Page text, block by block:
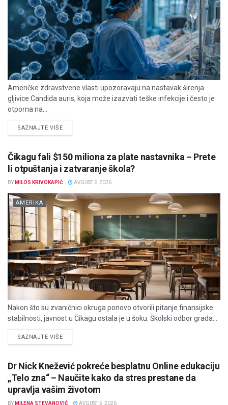
Američke zdravstvene vlasti upozoravaju na nastavak širenja
gljivice Candida auris, koja može izazvati teške infekcije i često je
otporna na...
SAZNAJTE VIŠEDETAILS
Čikagu fali $150 miliona za plate nastavnika – Prete
li otpuštanja i zatvaranje škola?
BY MILOS KRIVOKAPIĆ AVGUST 6, 2026
AMERIKA
Nakon što su zvaničnici okruga ponovo otvorili pitanje finansijske
stabilnosti, javnost u Čikagu ostala je u šoku. Školski odbor grada...
SAZNAJTE VIŠEDETAILS
Dr Nick Knežević pokreće besplatnu Online edukaciju
„Telo zna“ – Naučite kako da stres prestane da
upravlja vašim životom
BY MILENA STEVANOVIĆ AVGUST 5, 2026